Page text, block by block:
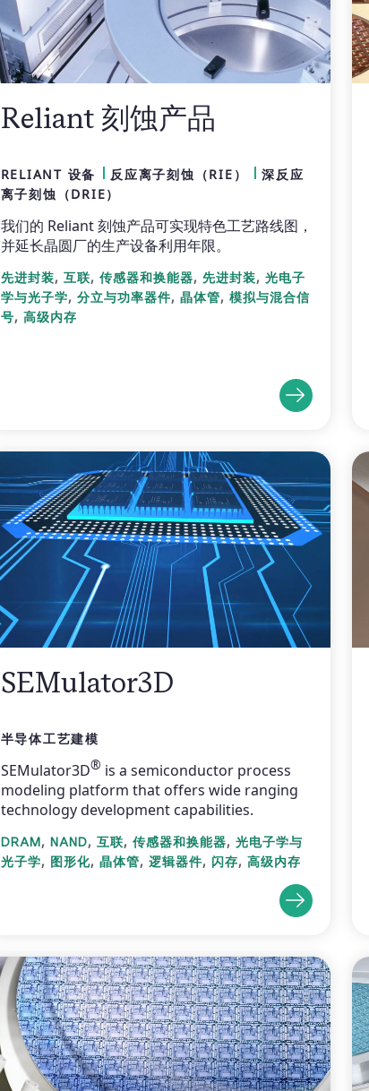
Reliant 刻蚀产品
RELIANT 设备 反应离子刻蚀（RIE）
深反应
离子刻蚀（DRIE）
我们的 Reliant 刻蚀产品可实现特色工艺路线图，
并延长晶圆厂的生产设备利用年限。
先进封装, 互联, 传感器和换能器, 先进封装, 光电子
学与光子学, 分立与功率器件, 晶体管, 模拟与混合信
号, 高级内存
SEMulator3D
半导体工艺建模
SEMulator3D® is a semiconductor process
modeling platform that offers wide ranging
technology development capabilities.
DRAM, NAND, 互联, 传感器和换能器, 光电子学与
光子学, 图形化, 晶体管, 逻辑器件, 闪存, 高级内存